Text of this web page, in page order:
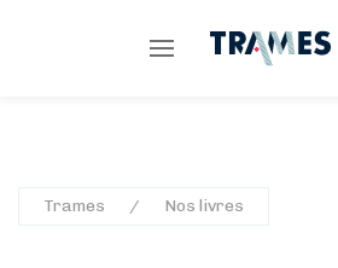
Trames Nos livres